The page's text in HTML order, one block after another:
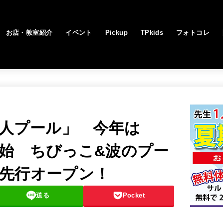
お店・教室紹介 イベント Pickup TPkids フォトコレ
人プール」 今年は
ちびっこ&波のプー
行オープン！
送る Pocket